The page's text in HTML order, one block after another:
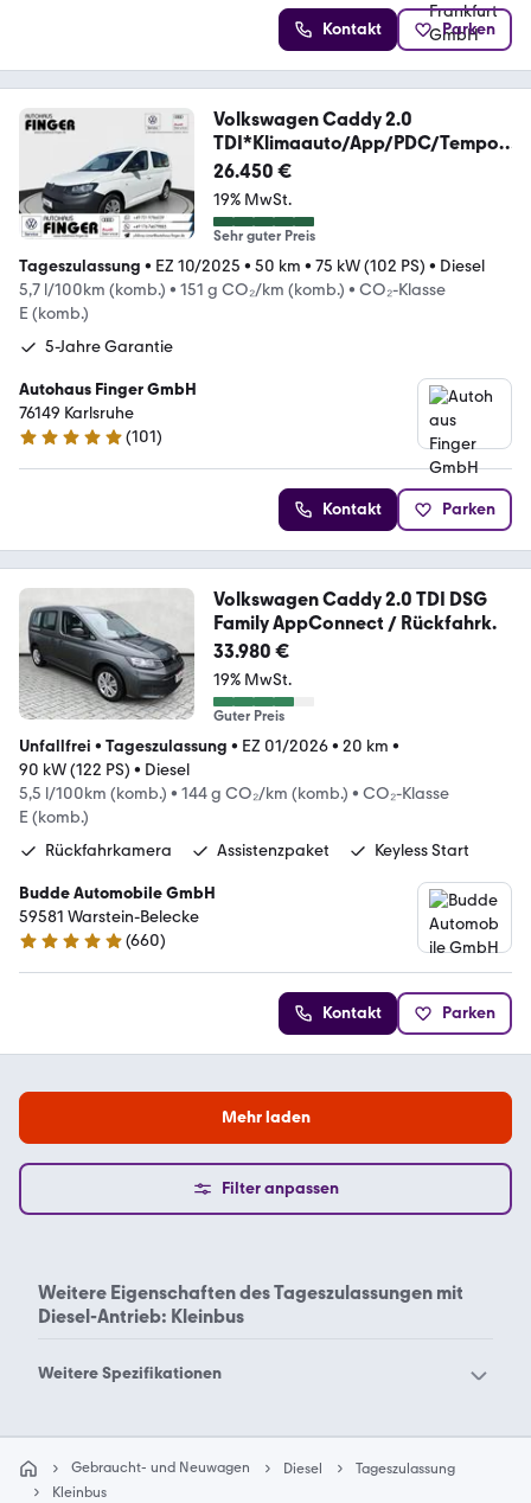
Kontakt Parken
Volkswagen Caddy 2.0
TDI*Klimaauto/App/PDC/Tempo
m./5-Sitzer
26.450 €
19% MwSt.
Sehr guter Preis
Tageszulassung • EZ 10/2025 • 50 km • 75 kW (102 PS) • Diesel
5,7 l/100km (komb.) • 151 g CO₂/km (komb.) • CO₂-Klasse
E (komb.)
5-Jahre Garantie
Autohaus Finger GmbH
76149 Karlsruhe
4.9 Sterne
(101)
Kontakt Parken
Volkswagen Caddy 2.0 TDI DSG
Family AppConnect / Rückfahrk.
33.980 €
19% MwSt.
Guter Preis
Unfallfrei • Tageszulassung • EZ 01/2026• 20 km •
90 kW (122 PS) • Diesel
5,5 l/100km (komb.) • 144 g CO₂/km (komb.) • CO₂-Klasse
E (komb.)
Rückfahrkamera
Assistenzpaket Keyless Start
Budde Automobile GmbH
59581 Warstein-Belecke
4.8 Sterne
(660)
Kontakt Parken
Mehr laden
Filter anpassen
Weitere Eigenschaften desTageszulassungen mit
Diesel-Antrieb: Kleinbus
Weitere Spezifikationen
Benzin Oldtimer Kleinbus
Gebraucht- und Neuwagen Diesel
Tageszulassung
Kleinbus